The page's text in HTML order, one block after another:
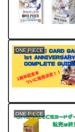
ONE PIECE
ONE PIECE